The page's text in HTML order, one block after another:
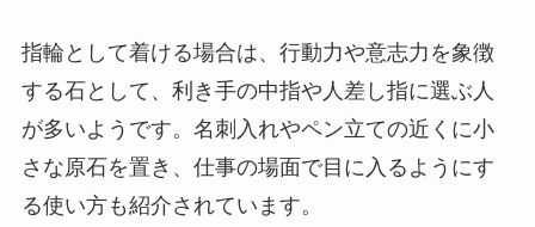
指輪として着ける場合は、行動力や意志力を象徴
する石として、利き手の中指や人差し指に選ぶ人
が多いようです。名刺入れやペン立ての近くに小
さな原石を置き、仕事の場面で目に入るようにす
る使い方も紹介されています。